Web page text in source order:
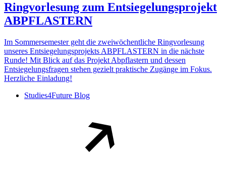
Ringvorlesung zum Entsiegelungsprojekt
ABPFLASTERN
Im Sommersemester geht die zweiwöchentliche Ringvorlesung
unseres Entsiegelungsprojekts ABPFLASTERN in die nächste
Runde! Mit Blick auf das Projekt Abpflastern und dessen
Entsiegelungsfragen stehen gezielt praktische Zugänge im Fokus.
Herzliche Einladung!
Studies4Future Blog